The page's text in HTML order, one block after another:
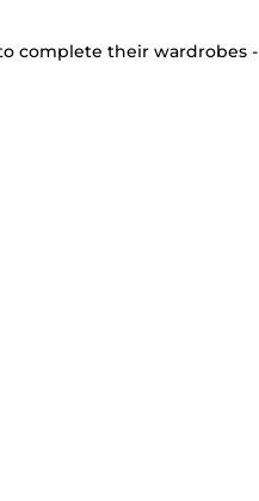
complete their wardrobes -